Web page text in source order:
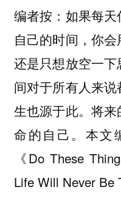
编者按：如果每
自己的时间，你
还是只想放空一
间对于所有人来
生也源于此。将
命的自己。本文
《Do These
Life Will Never Be